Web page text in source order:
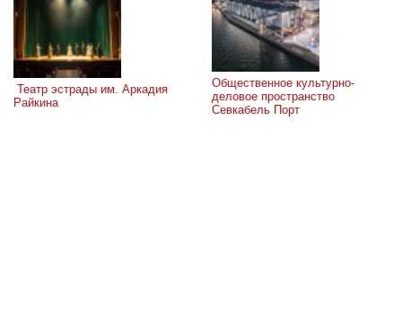
Райкина
Общественное культурно-
деловое пространство
Севкабель Порт